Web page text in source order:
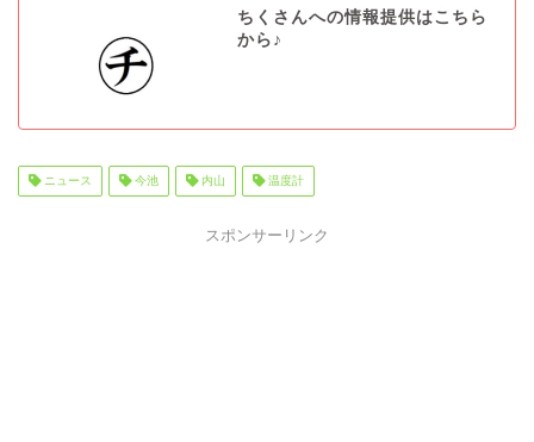
ちくさんへの情報提供はこちら
から♪
ニュース 今池 内山 温度計
スポンサーリンク